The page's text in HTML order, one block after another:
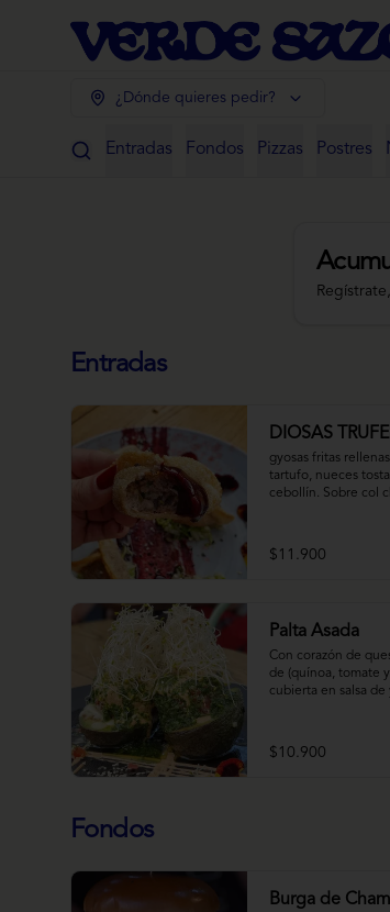
¿Dónde quieres pedir?
Entradas Fondos Pizzas Postres
Entradas
DIOSAS
gyosas fritas
tartufo, nueces
cebollín. Sobre col
asiáticos
$11.900
Palta Asada
Con corazón de
de (quínoa, tomate
cubierta en salsa de
$10.900
Fondos
Burga de